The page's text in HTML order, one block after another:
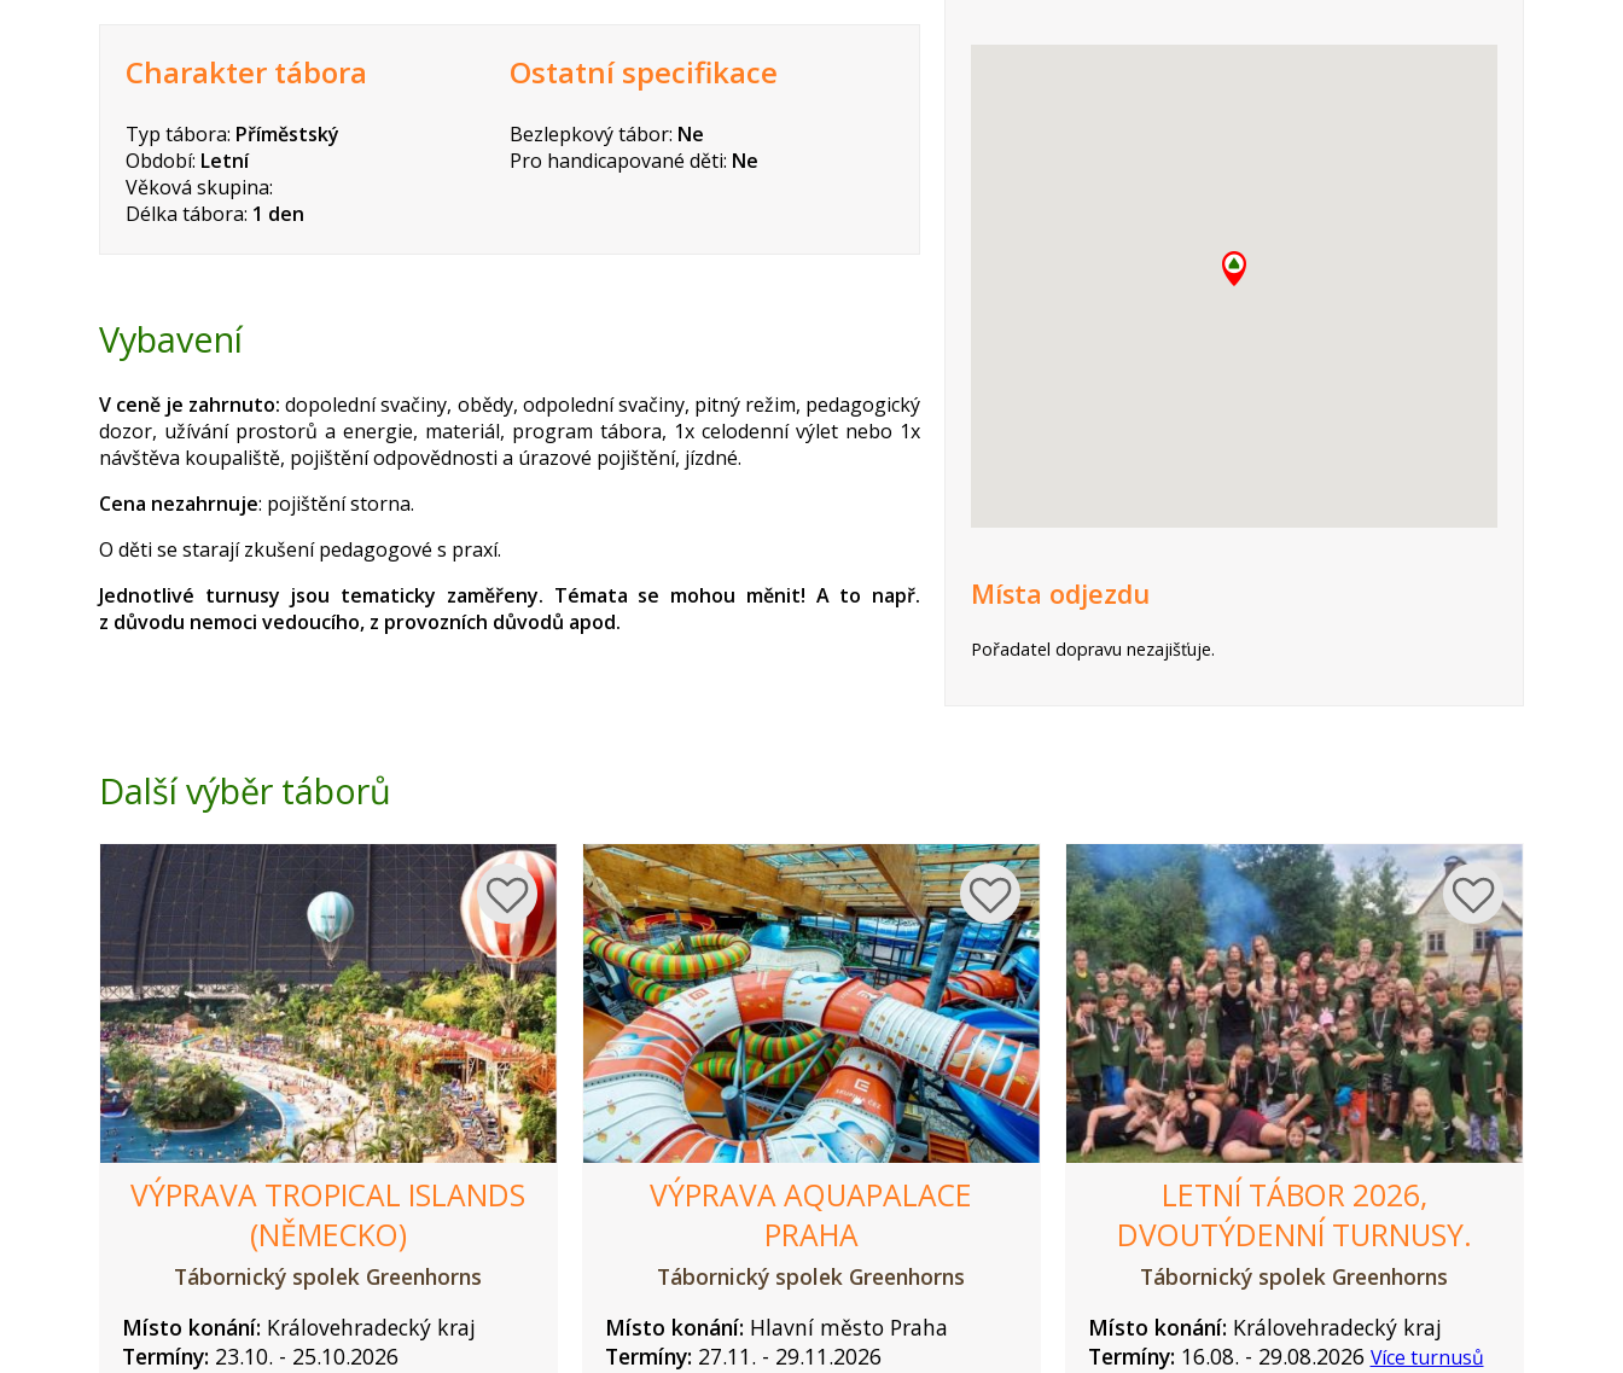
Charakter tábora
Typ tábora: Příměstský
Období: Letní
Věková skupina:
Délka tábora: 1 den
Ostatní specifikace
Bezlepkový tábor: Ne
Pro handicapované děti: Ne
Vybavení
V ceně je zahrnuto: dopolední svačiny, obědy, odpolední svačiny, pitný režim, pedagogický
dozor, užívání prostorů a energie, materiál, program tábora, 1x celodenní výlet nebo 1x
návštěva koupaliště, pojištění odpovědnosti a úrazové pojištění, jízdné.
Cena nezahrnuje: pojištění storna.
O děti se starají zkušení pedagogové s praxí.
Jednotlivé turnusy jsou tematicky zaměřeny. Témata se mohou měnit! A to např.
z důvodu nemoci vedoucího, z provozních důvodů apod.
Místa odjezdu
Pořadatel dopravu nezajišťuje.
Další výběr táborů
VÝPRAVA TROPICAL ISLANDS
(NĚMECKO)
Tábornický spolek Greenhorns
Místo konání: Královehradecký kraj
Termíny: 23.10. - 25.10.2026
VÝPRAVA AQUAPALACE
PRAHA
Tábornický spolek Greenhorns
Místo konání: Hlavní město Praha
Termíny: 27.11. - 29.11.2026
LETNÍ TÁBOR 2026,
DVOUTÝDENNÍ TURNUSY.
Tábornický spolek Greenhorns
Místo konání: Královehradecký kraj
Termíny: 16.08. - 29.08.2026 Více turnusů